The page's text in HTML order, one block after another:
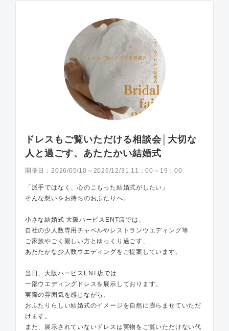
ドレスもご覧いただける相談会│大切な
人と過ごす、あたたかい結婚式
開催日： 2026/05/10～2026/12/31 11：00～19：00
「派手ではなく、心のこもった結婚式がしたい」
そんな想いをお持ちのおふたりへ。
小さな結婚式 大阪ハービスENT店では、
自社の少人数専用チャペルやレストランウエディング等
ご家族やごく親しい方とゆっくり過ごす、
あたたかな少人数ウエディングをご提案しています。
当日、大阪ハービスENT店では
一部ウエディングドレスを展示しております。
実際の雰囲気を感じながら、
おふたりらしい結婚式のイメージを自然に膨らませていただ
けます。
また、展示されていないドレスは実物をご覧いただけない代